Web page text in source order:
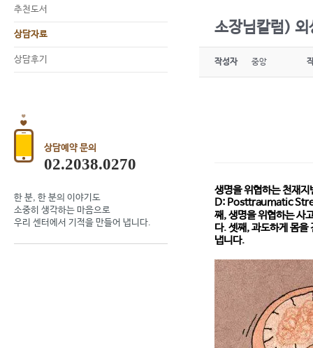
추천도서
상담자료
상담후기
상담예약 문의
02.2038.0270
한 분, 한 분의 이야기도
소중히 생각하는 마음으로
우리 센터에서 기적을 만들어 냅니다.
소장님칼럼) 외
작성자 중앙
생명을 위협하는 천재
D: Posttraumatic
째, 생명을 위협하는 사
다. 셋째, 과도하게 몸을
냅니다.